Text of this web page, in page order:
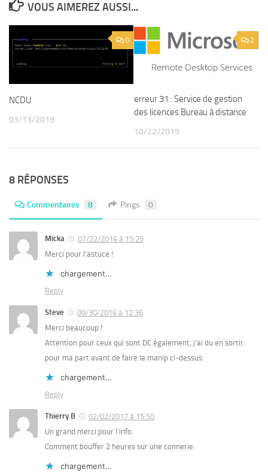
VOUS AIMEREZ AUSSI...
0
NCDU
03/13/2019
2
erreur 31 : Service de gestion
des licences Bureau à distance
10/22/2019
8 RÉPONSES
Commentaires 8 Pings 0
Micka
07/22/2016 à 15:25
Merci pour l’astuce !
chargement…
Reply
Steve
09/30/2016 à 12:36
Merci beaucoup !
Attention pour ceux qui sont DC également, j’ai du en sortir
pour ma part avant de faire la manip ci-dessus.
chargement…
Reply
Thierry B
02/02/2017 à 15:50
Un grand merci pour l’info.
Comment bouffer 2 heures sur une connerie.
chargement…